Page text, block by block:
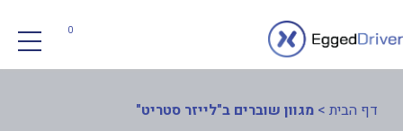
0
דף הבית > מגוון שוברים ב"לייזר סטריט"